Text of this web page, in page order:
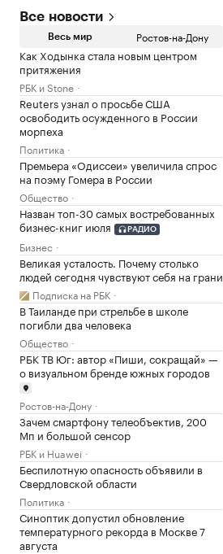
Все новости
Весь мир Ростов-на-Дону
Как Ходынка стала новым центром
притяжения
РБК и Stone
Reuters узнал о просьбе США
освободить осужденного в России
морпеха
Политика
Премьера «Одиссеи» увеличила спрос
на поэму Гомера в России
Общество
Назван топ-30 самых востребованных
бизнес-книг июля
РАДИО
Бизнес
Великая усталость. Почему столько
людей сегодня чувствуют себя на грани
Подписка на РБК
В Таиланде при стрельбе в школе
погибли два человека
Общество
РБК ТВ Юг: автор «Пиши, сокращай» —
о визуальном бренде южных городов
Ростов-на-Дону
Зачем смартфону телеобъектив, 200
Мп и большой сенсор
РБК и Huawei
Беспилотную опасность объявили в
Свердловской области
Политика
Синоптик допустил обновление
температурного рекорда в Москве 7
августа